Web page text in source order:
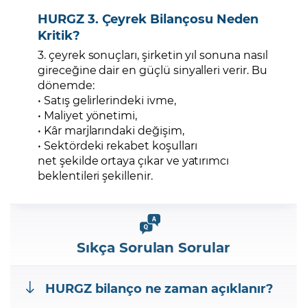
HURGZ 3. Çeyrek Bilançosu Neden
Kritik?
3. çeyrek sonuçları, şirketin yıl sonuna nasıl
gireceğine dair en güçlü sinyalleri verir. Bu
dönemde:
• Satış gelirlerindeki ivme,
• Maliyet yönetimi,
• Kâr marjlarındaki değişim,
• Sektördeki rekabet koşulları
net şekilde ortaya çıkar ve yatırımcı
beklentileri şekillenir.
Sıkça Sorulan Sorular
HURGZ bilanço ne zaman açıklanır?